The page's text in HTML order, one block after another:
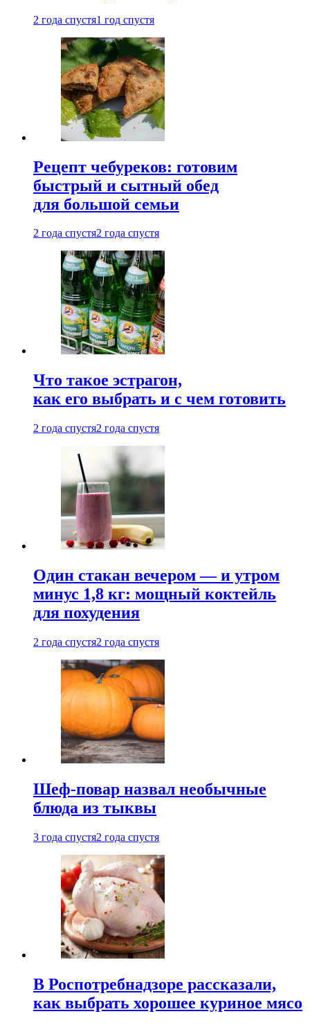
2 года спустя1 год спустя
Рецепт чебуреков: готовим
быстрый и сытный обед
для большой семьи
2 года спустя2 года спустя
Что такое эстрагон,
как его выбрать и с чем готовить
2 года спустя2 года спустя
Один стакан вечером — и утром
минус 1,8 кг: мощный коктейль
для похудения
2 года спустя2 года спустя
Шеф-повар назвал необычные
блюда из тыквы
3 года спустя2 года спустя
В Роспотребнадзоре рассказали,
как выбрать хорошее куриное мясо